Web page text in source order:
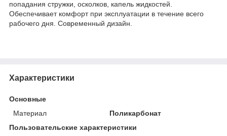
попадания стружки, осколков, капель жидкостей.
Обеспечивает комфорт при эксплуатации в течение всего
рабочего дня. Современный дизайн.
Характеристики
Основные
Материал
Поликарбонат
Пользовательские характеристики